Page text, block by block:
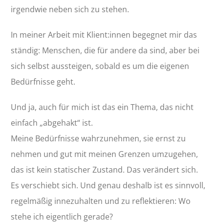
irgendwie neben sich zu stehen.
In meiner Arbeit mit Klient:innen begegnet mir das
ständig: Menschen, die für andere da sind, aber bei
sich selbst aussteigen, sobald es um die eigenen
Bedürfnisse geht.
Und ja, auch für mich ist das ein Thema, das nicht
einfach „abgehakt“ ist.
Meine Bedürfnisse wahrzunehmen, sie ernst zu
nehmen und gut mit meinen Grenzen umzugehen,
das ist kein statischer Zustand. Das verändert sich.
Es verschiebt sich. Und genau deshalb ist es sinnvoll,
regelmäßig innezuhalten und zu reflektieren: Wo
stehe ich eigentlich gerade?